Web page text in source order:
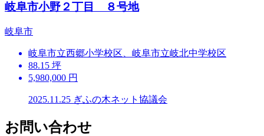
岐阜市小野２丁目 ８号地
岐阜市
岐阜市立西郷小学校区、岐阜市立岐北中学校区
88.15 坪
5,980,000 円
2025.11.25 ぎふの木ネット協議会
お問い合わせ